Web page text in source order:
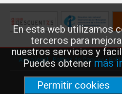
En esta web utilizamos
terceros para
nuestros servicios y
Puedes obtenermás
Permitir cookies
Aviso legal Política de Cookies·
Federación de Enseñanza de USO